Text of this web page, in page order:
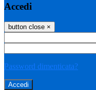
Accedi
button close ×
Password dimenticata?